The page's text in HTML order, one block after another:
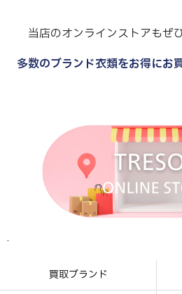
当店のオンラインストアもぜ
多数のブランド衣類をお得にお
.
買取ブランド